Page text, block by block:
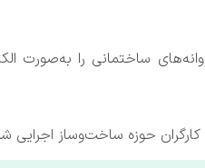
ساختمانی را به‌صورت
حوزه ساخت‌وساز اجرایی